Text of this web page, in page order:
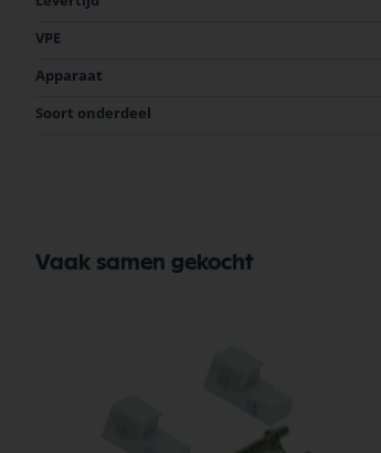
VPE
Apparaat
Soort onderdeel
Vaak samen gekocht